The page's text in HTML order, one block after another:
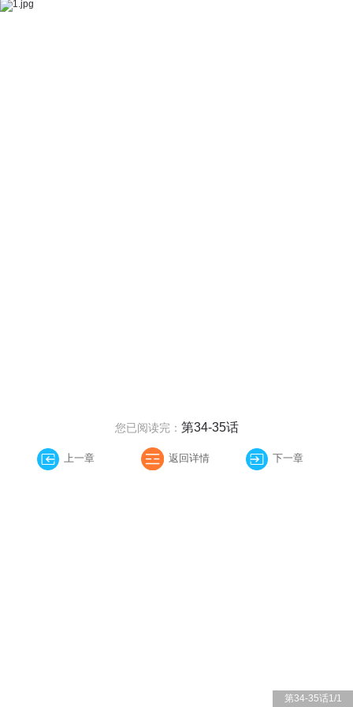
第34-35话1/1
您已阅读完： 第34-35话
上一章 返回详情 下一章